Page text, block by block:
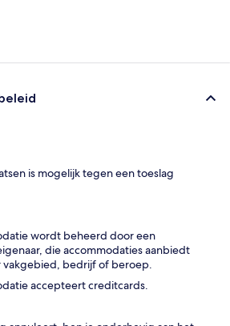
is mogelijk tegen een toeslag
wordt beheerd door een
die accommodaties aanbiedt
vakgebied, bedrijf of beroep.
accepteert creditcards.